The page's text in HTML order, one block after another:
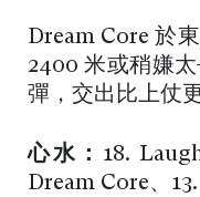
Dream Core 於
2400 米或稍嫌
彈，交出比上仗
心水： 18.
Dream Core、